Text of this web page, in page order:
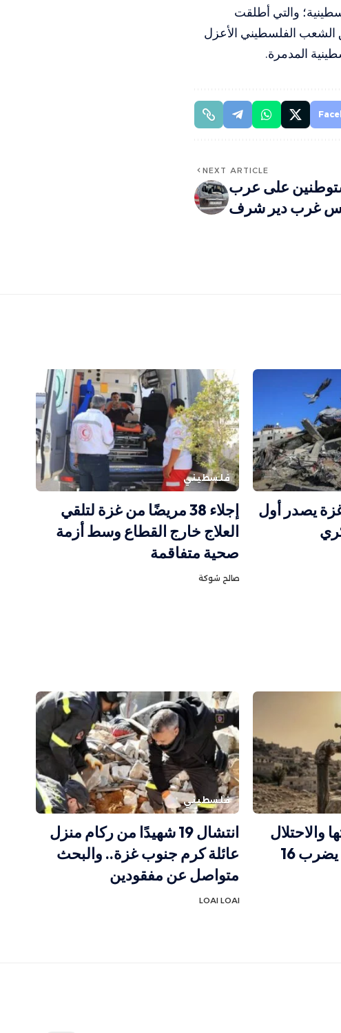
الفلسطينية؛ والتي أطلقت
الشعب الفلسطيني الأعزل
NEXT ARTICLE
على عرب
غرب دير شرف
يصدر أول
فلسطيني
إجلاء 38 مريضًا من غزة لتلقي
العلاج خارج القطاع وسط أزمة
صحية متفاقمة
صالح شوكة
والاحتلال
يتحكم بها.. العطش يضرب 16
فلسطيني
انتشال 19 شهيدًا من ركام منزل
عائلة كرم جنوب غزة.. والبحث
متواصل عن مفقودين
LOAI LOAI